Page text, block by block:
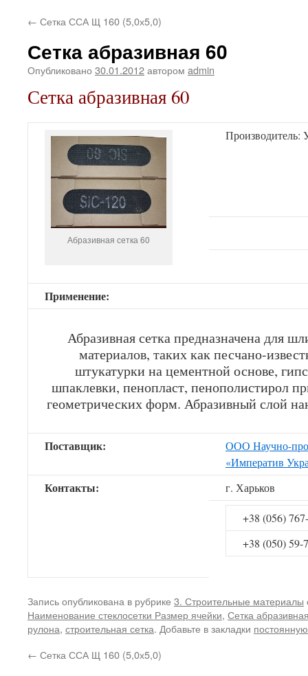
← Сетка ССА Щ 160 (5,0х5,0)
Сетка абразивная 60
Опубликовано 30.01.2012автором admin
Сетка абразивная 60
Абразивная сетка 60
Производитель:
Применение:
Абразивная сетка предназначена для
материалов, таких как песчано-
штукатурки на цементной основе,
шпаклевки, пенопласт, пенополистирол
геометрических форм. Абразивный слой
Поставщик:
ООО Научно-
«Императив
Контакты: г. Харьков
+38 (056)
+38 (050) 59-
Запись опубликована в рубрике 3. Строительные материалы
Наименование стеклосетки Размер ячейки, Сетка
рулона, строительная сетка. Добавьте в закладки
← Сетка ССА Щ 160 (5,0х5,0)